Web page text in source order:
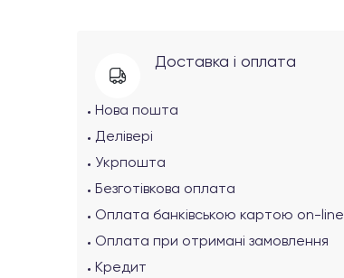
Доставка і оплата
Нова пошта
Делівері
Укрпошта
Безготівкова оплата
Оплата банківською картою on-line
Оплата при отримані замовлення
Кредит